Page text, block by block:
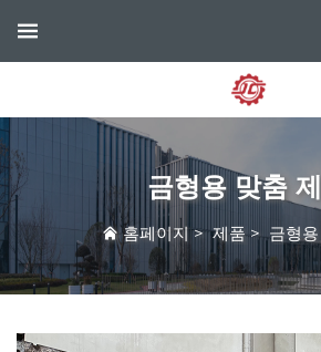
금형용 맞춤
홈페이지>제품>금형